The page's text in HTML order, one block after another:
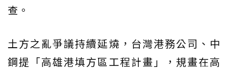
查。
土方之亂爭議持續延燒，台灣港務公司、中
鋼提「高雄港填方區工程計畫」，規畫在高